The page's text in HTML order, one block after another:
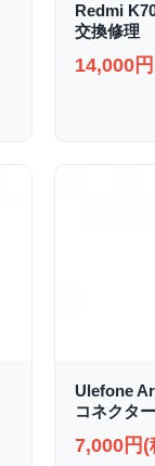
Redmi
交換修理
14,000
Ulefone
コネクタ
7,000円(